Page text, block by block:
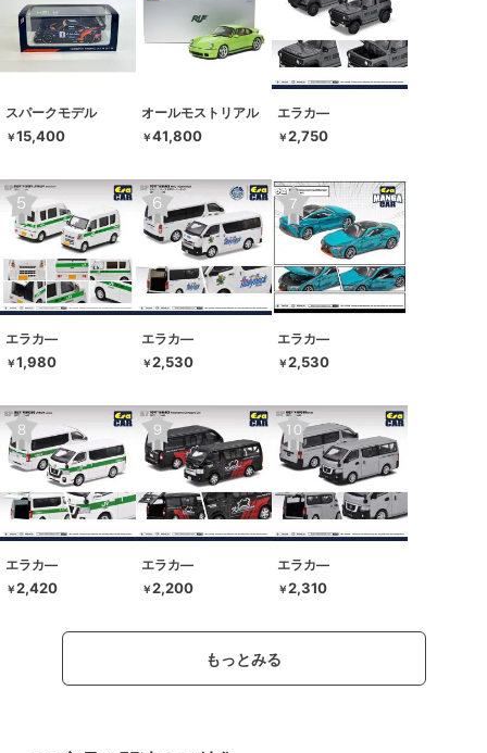
スパークモデル
￥15,400
オールモストリアル
￥41,800
エラカ―
￥2,750
エラカ―
￥1,980
エラカ―
￥2,530
エラカ―
￥2,530
エラカ―
￥2,420
エラカ―
￥2,200
エラカ―
￥2,310
もっとみる